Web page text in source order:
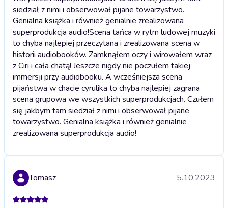
siedział z nimi i obserwował pijane towarzystwo.
Genialna książka i również genialnie zrealizowana
superprodukcja audio!Scena tańca w rytm ludowej muzyki
to chyba najlepiej przeczytana i zrealizowana scena w
historii audiobooków. Zamknąłem oczy i wirowałem wraz
z Ciri i cała chatą! Jeszcze nigdy nie poczułem takiej
immersji przy audiobooku. A wcześniejsza scena
pijaństwa w chacie cyrulika to chyba najlepiej zagrana
scena grupowa we wszystkich superprodukcjach. Czułem
się jakbym tam siedział z nimi i obserwował pijane
towarzystwo. Genialna książka i również genialnie
zrealizowana superprodukcja audio!
Tomasz 5.10.2023